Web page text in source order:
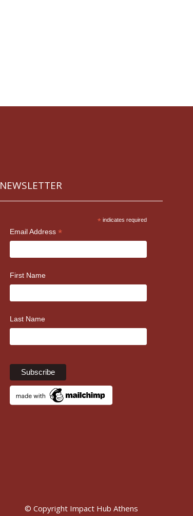
NEWSLETTER
* indicates required
Email Address *
First Name
Last Name
© Copyright Impact Hub Athens